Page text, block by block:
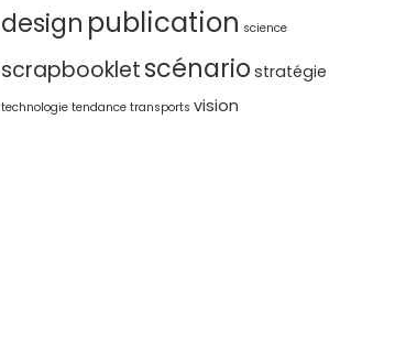
design publication science
scrapbookletscénario stratégie
technologie tendance transports vision